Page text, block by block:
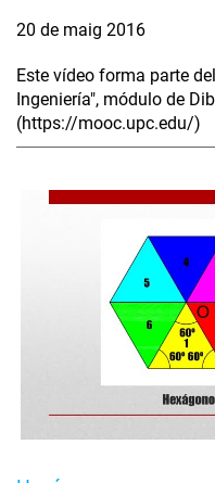
20 de maig 2016
Este vídeo forma parte
Ingeniería", módulo de
(https://mooc.upc.edu/)